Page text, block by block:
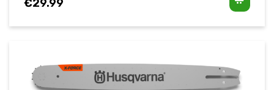
€29.99